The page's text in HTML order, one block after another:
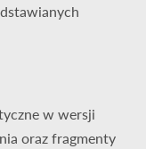
w wersji
oraz fragmenty